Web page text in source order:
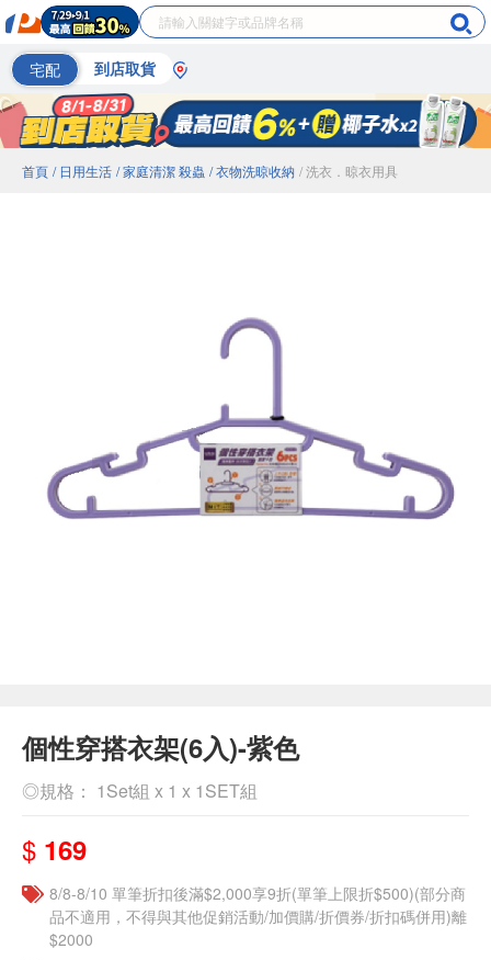
宅配 到店取貨
首頁 / 日用生活 / 家庭清潔 殺蟲 / 衣物洗晾收納 / 洗衣．晾衣用具
個性穿搭衣架(6入)-紫色
◎規格： 1Set組 x 1 x 1SET組
$ 169
8/8-8/10 單筆折扣後滿$2,000享9折(單筆上限折$500)(部分商
品不適用，不得與其他促銷活動/加價購/折價券/折扣碼併用)離
$2000